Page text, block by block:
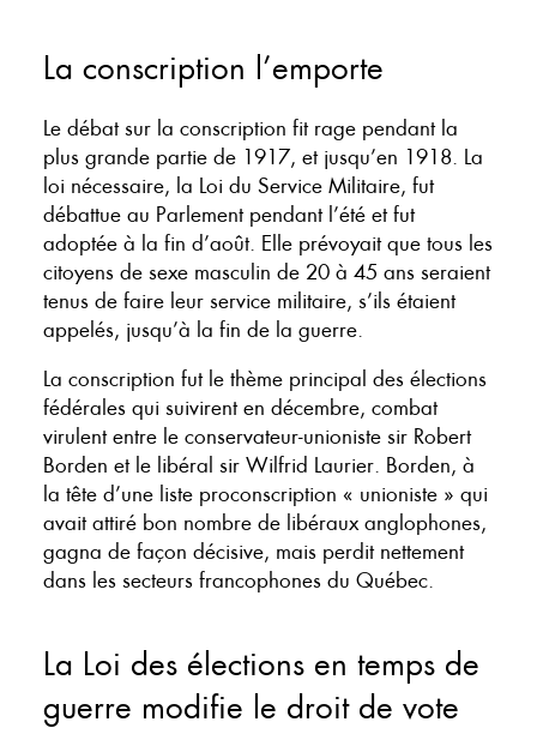
La conscription l’emporte
Le débat sur la conscription fit rage pendant la
plus grande partie de 1917, et jusqu’en 1918. La
loi nécessaire, la Loi du Service Militaire, fut
débattue au Parlement pendant l’été et fut
adoptée à la fin d’août. Elle prévoyait que tous les
citoyens de sexe masculin de 20 à 45 ans seraient
tenus de faire leur service militaire, s’ils étaient
appelés, jusqu’à la fin de la guerre.
La conscription fut le thème principal des élections
fédérales qui suivirent en décembre, combat
virulent entre le conservateur-unioniste sir Robert
Borden et le libéral sir Wilfrid Laurier. Borden, à
la tête d’une liste proconscription « unioniste » qui
avait attiré bon nombre de libéraux anglophones,
gagna de façon décisive, mais perdit nettement
dans les secteurs francophones du Québec.
La Loi des élections en temps de
guerre modifie le droit de vote